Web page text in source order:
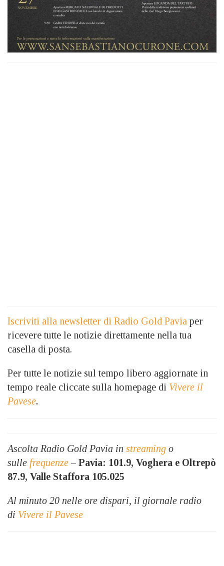
Iscriviti alla newsletter di Radio Gold Pavia per
ricevere tutte le notizie direttamente nella tua
casella di posta.
Per tutte le notizie sul tempo libero aggiornate in
tempo reale cliccate sulla homepage di Vivere il
Pavese.
Ascolta Radio Gold Pavia in streaming o
sulle frequenze– Pavia: 101.9, Voghera e Oltrepò
87.9, Valle Staffora 105.025
Al minuto 20 nelle ore dispari, il giornale radio
di Vivere il Pavese